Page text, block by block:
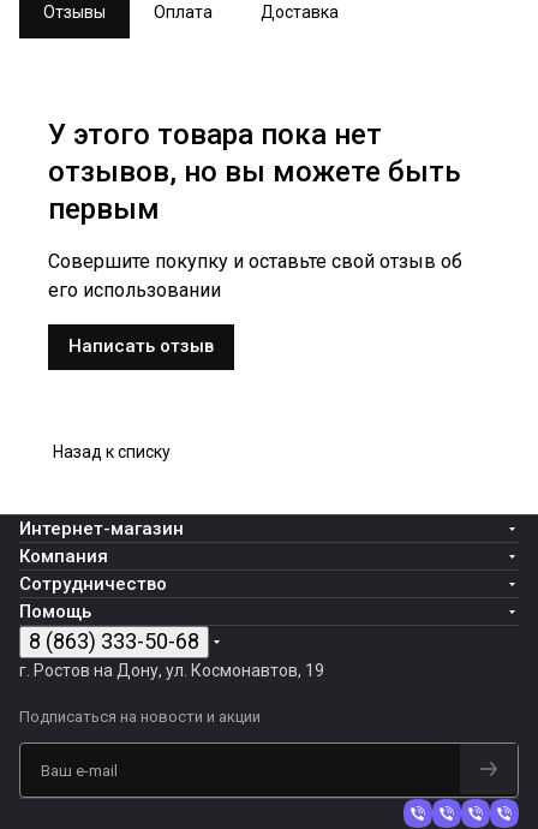
Отзывы Оплата Доставка
У этого товара пока нет
отзывов, но вы можете быть
первым
Совершите покупку и оставьте свой отзыв об
его использовании
Написать отзыв
Назад к списку
Интернет-магазин
Компания
Сотрудничество
Помощь
8 (863) 333-50-68
г. Ростов на Дону, ул. Космонавтов, 19
Подписаться на новости и акции